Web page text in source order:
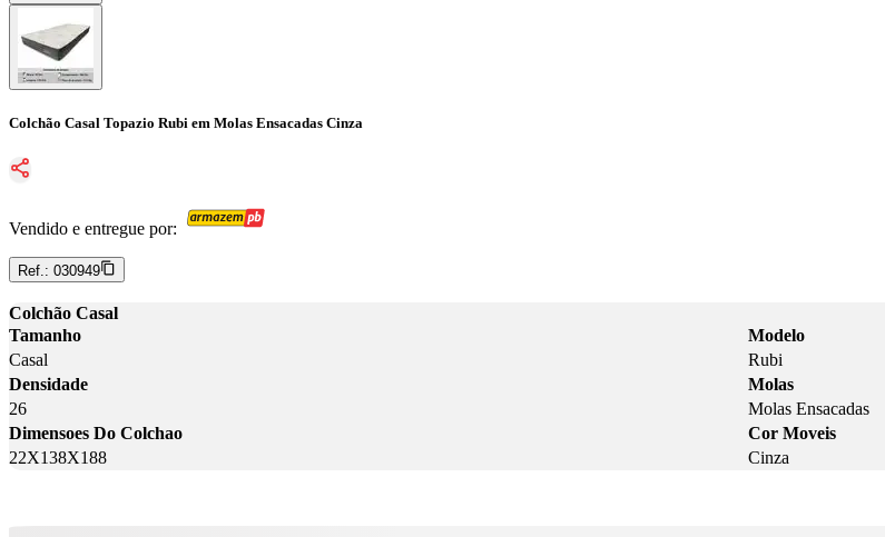
Colchão Casal Topazio Rubi em Molas Ensacadas Cinza
Vendido e entregue por:
Ref.: 030949
Colchão Casal
Tamanho
Casal
Modelo
Rubi
Densidade
26
Molas
Molas Ensacadas
Dimensoes Do Colchao
22X138X188
Cor Moveis
Cinza